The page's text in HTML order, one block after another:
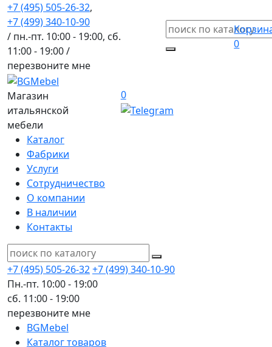
+7 (495) 505-26-32,
+7 (499) 340-10-90
/ пн.-пт. 10:00 - 19:00, сб.
11:00 - 19:00 /
перезвоните мне
0
Магазин
итальянской
мебели
0
Каталог
Фабрики
Услуги
Сотрудничество
О компании
В наличии
Контакты
+7 (495) 505-26-32+7 (499) 340-10-90
Пн.-пт. 10:00 - 19:00
сб. 11:00 - 19:00
перезвоните мне
BGMebel
Каталог товаров